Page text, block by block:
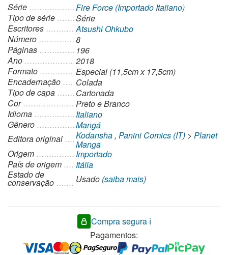
Série
Fire Force (Importado Italiano)
Tipo de série
Série
Escritores
Atsushi Ohkubo
Número
8
Páginas
196
Ano
2018
Formato
Especial (11,5cm x 17,5cm)
Encadernação
Colada
Tipo de capa
Cartonada
Cor
Preto e Branco
Idioma
Italiano
Gênero
Mangá
Editora original
Kodansha, Panini Comics (IT) > Planet
Manga
Origem
Importado
País de origem
Itália
Estado de
conservação Usado (saiba mais)
Compra segura ℹ️
Pagamentos: